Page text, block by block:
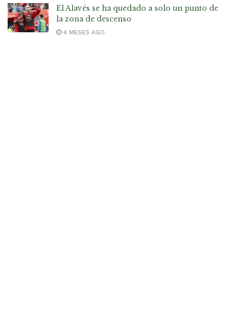
El Alavés se ha quedado a solo un punto de
la zona de descenso
4 MESES AGO